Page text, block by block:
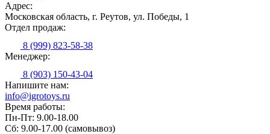
Адрес:
Московская область, г. Реутов, ул. Победы, 1
Отдел продаж:
8 (999) 823-58-38
Менеджер:
8 (903) 150-43-04
Напишите нам:
info@igrotoys.ru
Время работы:
Пн-Пт: 9.00-18.00
Сб: 9.00-17.00 (самовывоз)